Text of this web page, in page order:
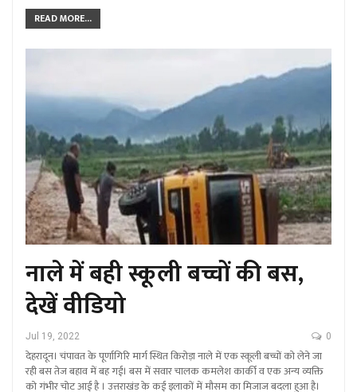
READ MORE...
नाले में बही स्कूली बच्चों की बस,
देखें वीडियो
Jul 19, 2022 0
देहरादून। चंपावत के पूर्णागिरि मार्ग स्थित किरोड़ा नाले में एक स्कूली बच्चों को लेने जा
रही बस तेज बहाव में बह गई। बस में सवार चालक कमलेश कार्की व एक अन्य व्यक्ति
को गंभीर चोट आई है । उत्तराखंड के कई इलाकों में मौसम का मिजाज बदला हुआ है।